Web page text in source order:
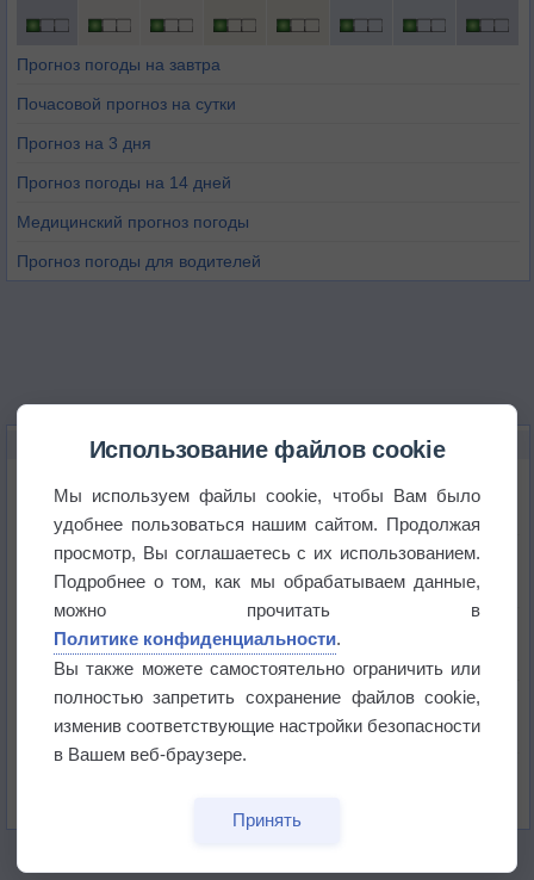
Прогноз погоды на завтра
Почасовой прогноз на сутки
Прогноз на 3 дня
Прогноз погоды на 14 дней
Медицинский прогноз погоды
Прогноз погоды для водителей
НОВОЕ О ПОГОДЕ
+51°
Европейские столицы бьют рекорды жары
Впервые за 155 лет в Лондоне в течение месяца
не выпадал дождь
Лето продолжит щедро раздавать своё тепло!
Погода в Екатеринбурге 5 августа
Использование файлов cookie
Мы используем файлы cookie, чтобы Вам было
удобнее пользоваться нашим сайтом. Продолжая
просмотр, Вы соглашаетесь с их использованием.
Подробнее о том, как мы обрабатываем данные,
можно прочитать в
Политике конфиденциальности.
Вы также можете самостоятельно ограничить или
полностью запретить сохранение файлов cookie,
изменив соответствующие настройки безопасности
в Вашем веб-браузере.
Принять